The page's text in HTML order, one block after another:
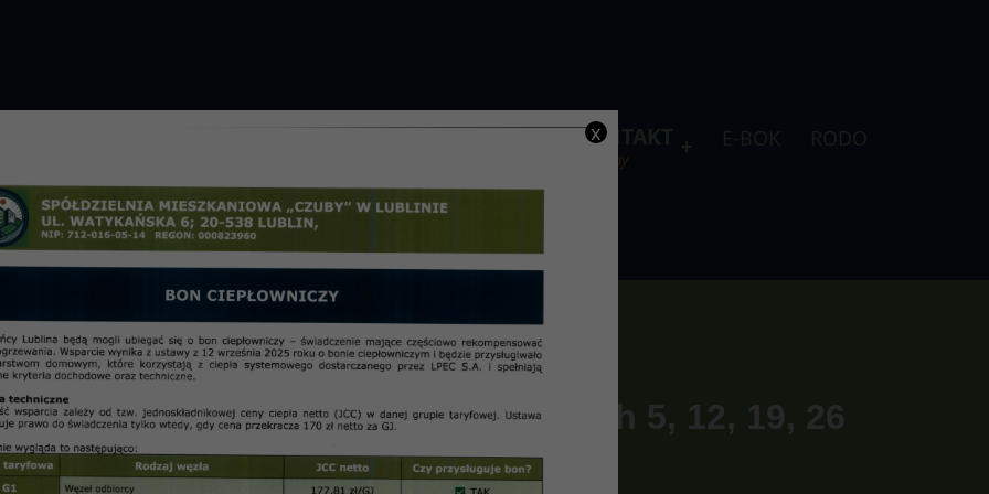
PRZETARGI OSIEDLA KONTAKT
telefony
„Czuby” o posiedzeniach w dniach 5, 12, 19, 26
x